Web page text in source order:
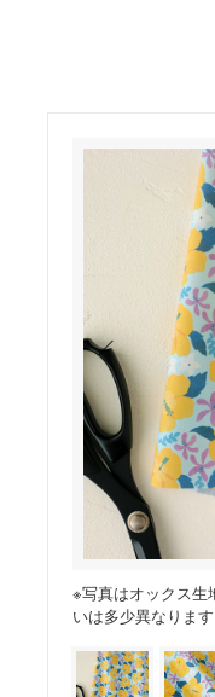
※写真はオックス生
いは多少異なりま